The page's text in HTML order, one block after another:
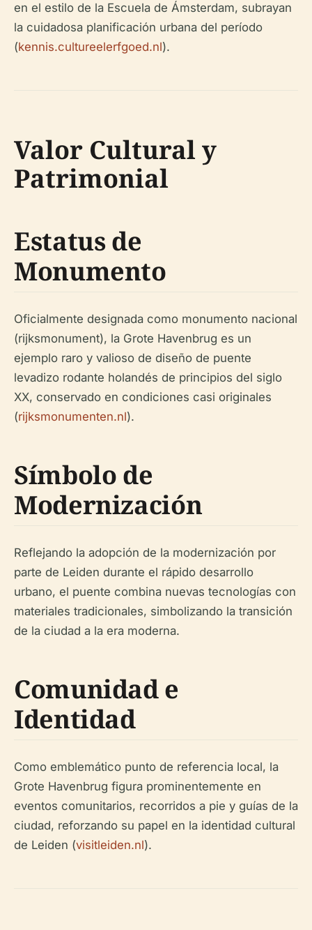
en el estilo de la Escuela de Ámsterdam, subrayan
la cuidadosa planificación urbana del período
(kennis.cultureelerfgoed.nl).
Valor Cultural y
Patrimonial
Estatus de
Monumento
Oficialmente designada como monumento nacional
(rijksmonument), la Grote Havenbrug es un
ejemplo raro y valioso de diseño de puente
levadizo rodante holandés de principios del siglo
XX, conservado en condiciones casi originales
(rijksmonumenten.nl).
Símbolo de
Modernización
Reflejando la adopción de la modernización por
parte de Leiden durante el rápido desarrollo
urbano, el puente combina nuevas tecnologías con
materiales tradicionales, simbolizando la transición
de la ciudad a la era moderna.
Comunidad e
Identidad
Como emblemático punto de referencia local, la
Grote Havenbrug figura prominentemente en
eventos comunitarios, recorridos a pie y guías de la
ciudad, reforzando su papel en la identidad cultural
de Leiden (visitleiden.nl).